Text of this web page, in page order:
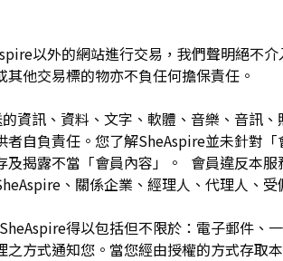
以外的網站進行交易，我們聲明絕不
他交易標的物亦不負任何擔保責任。
資訊、資料、文字、軟體、音樂、音訊
自負責任。您了解SheAspire並未針對
揭露不當「會員內容」。 會員違反本
、關係企業、經理人、代理人、
得以包括但不限於：電子郵件、
方式通知您。當您經由授權的方式存取